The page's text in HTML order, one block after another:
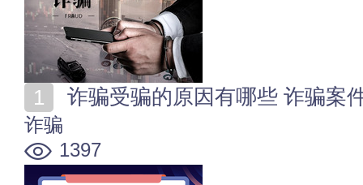
诈骗受骗的原因有哪些 诈骗案
诈骗
1397